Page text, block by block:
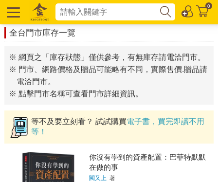
0
全台門市庫存一覽
※ 網頁之「庫存狀態」僅供參考，有無庫存請電洽門市。
※ 門市、網路價格及贈品可能略有不同，實際售價.贈品請
電洽門市。
※ 點擊門市名稱可查看門市詳細資訊。
等不及要立刻看？ 試試購買電子書，買完即讀不用
等！
你沒有學到的資產配置：巴菲特默默
在做的事
闕又上 著